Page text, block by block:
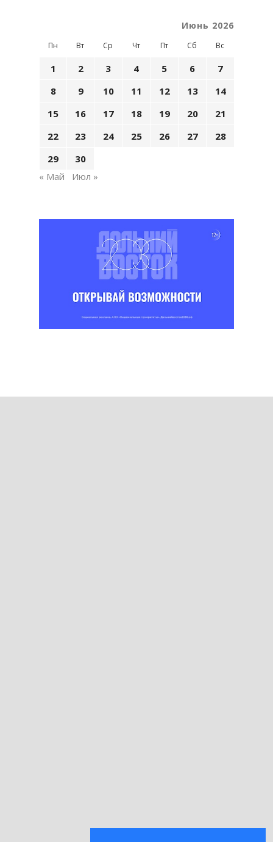
Июнь 2026
Пн Вт Ср Чт Пт Сб Вс
1 2 3 4 5 6
7
8
9 10 11 12 13
14
15
16 17 18 19 20
21
22
23 24 25 26 27
28
29
30
« Май
Июл »